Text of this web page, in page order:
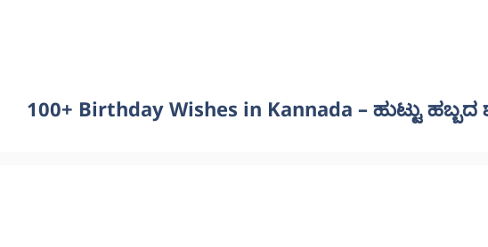
100+ Birthday Wishes in Kannada – ಹುಟ್ಟು